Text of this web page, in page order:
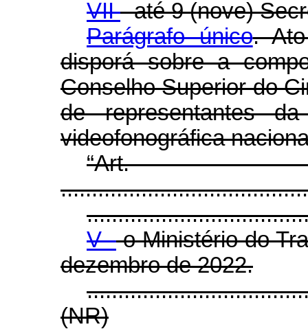
VII- até 9 (nove)
Parágrafo único.
disporá sobre a
Conselho Superior do
de representantes
videofonográfica
V -o Ministério do
dezembro de 2022.
(NR)